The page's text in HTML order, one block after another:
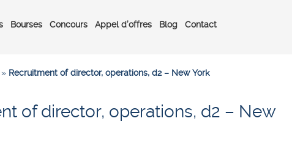
Bourses Concours Appel d’offres Blog Contact
» Recruitment of director, operations, d2 – New York
of director, operations, d2 – New